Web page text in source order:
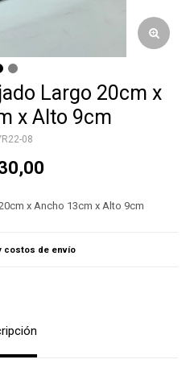
Largo 20cm x
x Alto 9cm
08
x Ancho 13cm x Alto 9cm
costos de envío